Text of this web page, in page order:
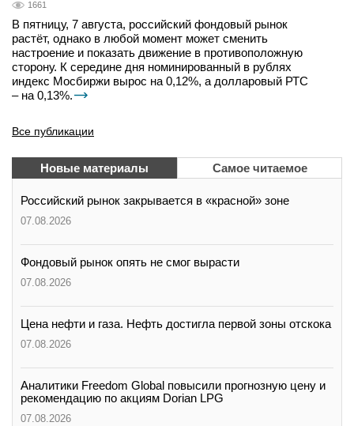
1661
В пятницу, 7 августа, российский фондовый рынок
растёт, однако в любой момент может сменить
настроение и показать движение в противоположную
сторону. К середине дня номинированный в рублях
индекс Мосбиржи вырос на 0,12%, а долларовый РТС
– на 0,13%.
Все публикации
Новые материалы Самое читаемое
Российский рынок закрывается в «красной» зоне
07.08.2026
Фондовый рынок опять не смог вырасти
07.08.2026
Цена нефти и газа. Нефть достигла первой зоны отскока
07.08.2026
Аналитики Freedom Global повысили прогнозную цену и
рекомендацию по акциям Dorian LPG
07.08.2026